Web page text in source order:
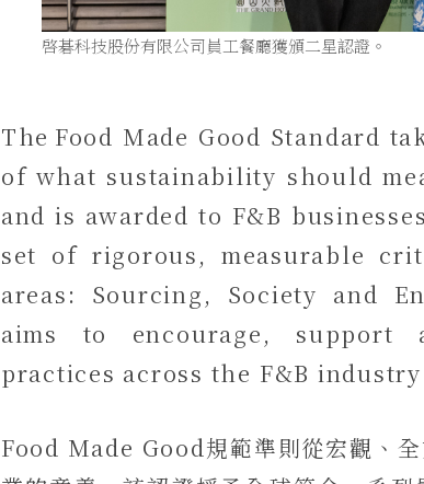
啓碁科技股份有限公司員工餐廳獲頒二星認證。
The Food Made Good Standard
of what sustainability should
and is awarded to F&B
set of rigorous, measurable
areas: Sourcing, Society and
aims to encourage, support
practices across the F&B
Food Made Good規範準則從宏觀、